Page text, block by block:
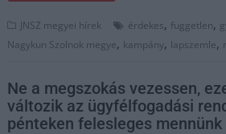
JNSZ megyei hírek érdekes, fuggetlen,
Nagykun Szolnok megye, kampány, lapszemle,
Ne a megszokás vezessen,
változik az ügyfélfogadási
pénteken felesleges mennünk